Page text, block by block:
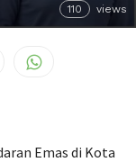
110 views
Emas di Kota